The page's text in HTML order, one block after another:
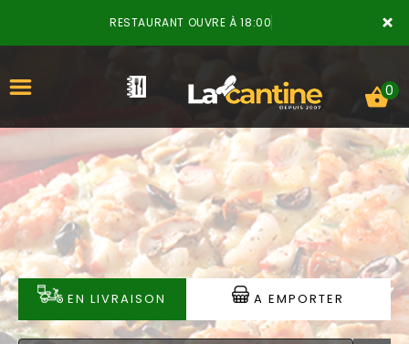
×
RESTAURANT OUVRE À 18:00
ACCUEIL
LA CARTE
VOTRE COMPTE
NOTRE RESTAURANT
0
EN LIVRAISON A EMPORTER